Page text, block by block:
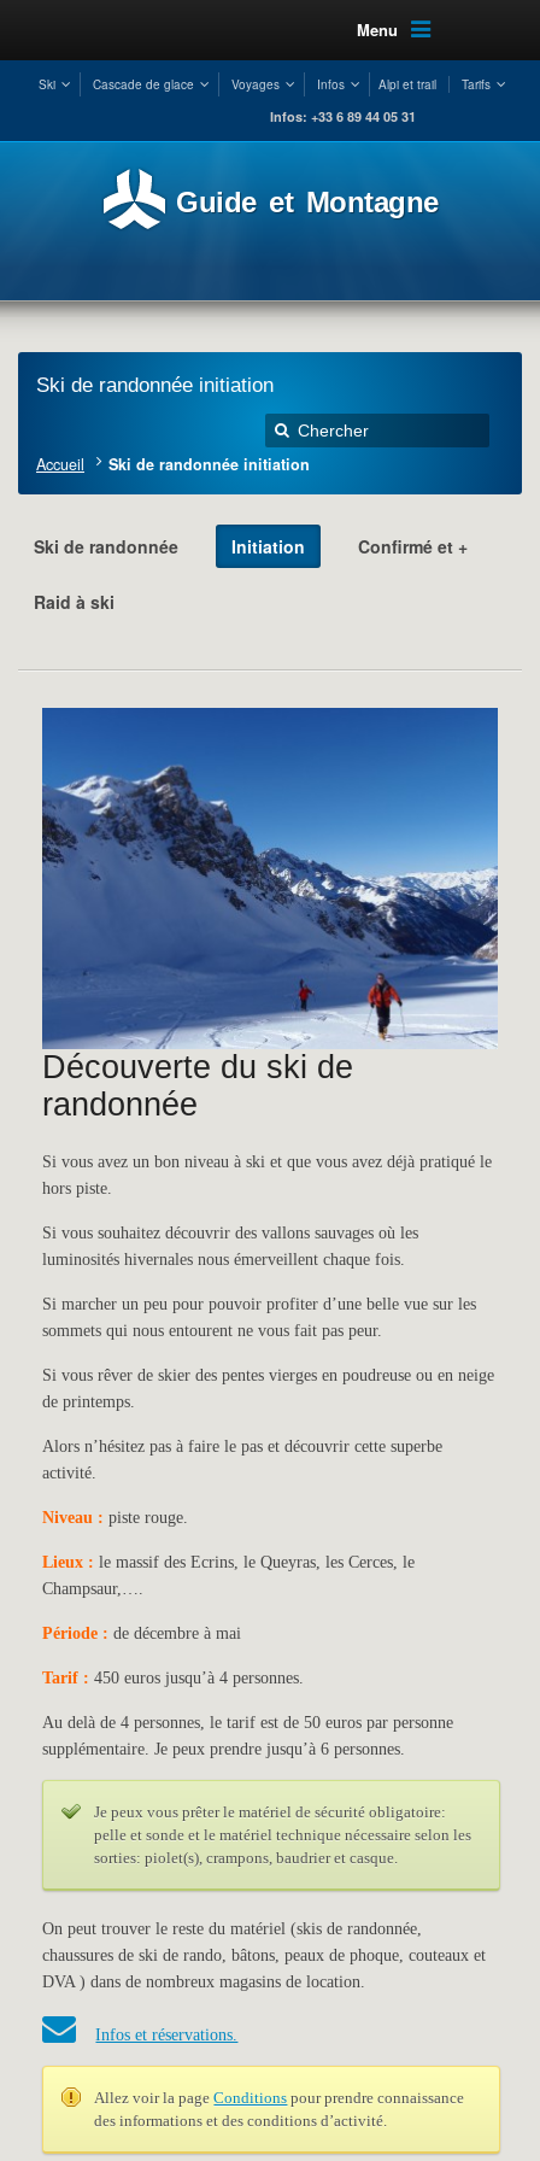
Menu
Ski Cascade de glace Voyages Infos Alpi et trail Tarifs
Infos: +33 6 89 44 05 31
Guide et Montagne
Ski de randonnée initiation
Accueil Ski de randonnée initiation
Ski de randonnée Initiation Confirmé et +
Raid à ski
Découverte du ski de
randonnée
Si vous avez un bon niveau à ski et que vous avez déjà pratiqué le
hors piste.
Si vous souhaitez découvrir des vallons sauvages où les
luminosités hivernales nous émerveillent chaque fois.
Si marcher un peu pour pouvoir profiter d’une belle vue sur les
sommets qui nous entourent ne vous fait pas peur.
Si vous rêver de skier des pentes vierges en poudreuse ou en neige
de printemps.
Alors n’hésitez pas à faire le pas et découvrir cette superbe
activité.
Niveau : piste rouge.
Lieux : le massif des Ecrins, le Queyras, les Cerces, le
Champsaur,….
Période : de décembre à mai
Tarif : 450 euros jusqu’à 4 personnes.
Au delà de 4 personnes, le tarif est de 50 euros par personne
supplémentaire. Je peux prendre jusqu’à 6 personnes.
Je peux vous prêter le matériel de sécurité obligatoire:
pelle et sonde et le matériel technique nécessaire selon les
sorties: piolet(s), crampons, baudrier et casque.
On peut trouver le reste du matériel (skis de randonnée,
chaussures de ski de rando, bâtons, peaux de phoque, couteaux et
DVA ) dans de nombreux magasins de location.
Infos et réservations.
Allez voir la pageConditions pour prendre connaissance
des informations et des conditions d’activité.